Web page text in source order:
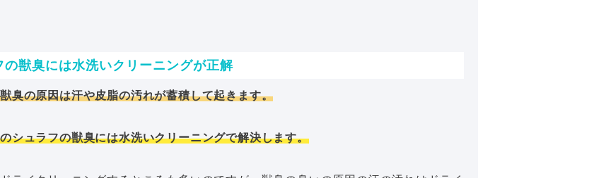
の獣臭には水洗いクリーニングが正解
臭の原因は汗や皮脂の汚れが蓄積して起きます。
シュラフの獣臭には水洗いクリーニングで解決します。